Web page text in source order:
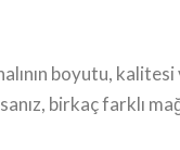
boyutu,
birkaç farklı